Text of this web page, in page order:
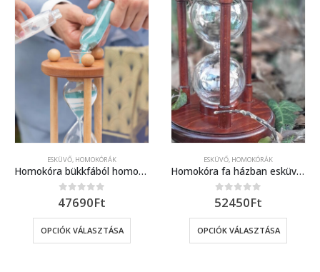
ESKÜVŐ, HOMOKÓRÁK
Homokóra bükkfából homokszertartáshoz
0out of 5
47690Ft
OPCIÓK VÁLASZTÁSA
ESKÜVŐ, HOMOKÓRÁK
Homokóra fa házban esküvőre sima oszlopokkal
0out of 5
52450Ft
OPCIÓK VÁLASZTÁSA